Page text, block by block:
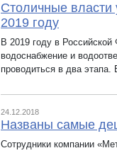
Столичные
2019 году
В 2019 году в
водоснабжение и
проводиться в два
24.12.2018
Названы самые
Сотрудники компании